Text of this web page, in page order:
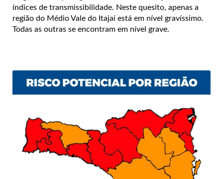
índices de transmissibilidade. Neste quesito, apenas a
região do Médio Vale do Itajaí está em nível gravíssimo.
Todas as outras se encontram em nível grave.